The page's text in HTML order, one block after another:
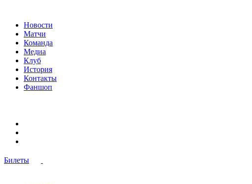
Новости
Матчи
Команда
Медиа
Клуб
История
Контакты
Фаншоп
Билеты